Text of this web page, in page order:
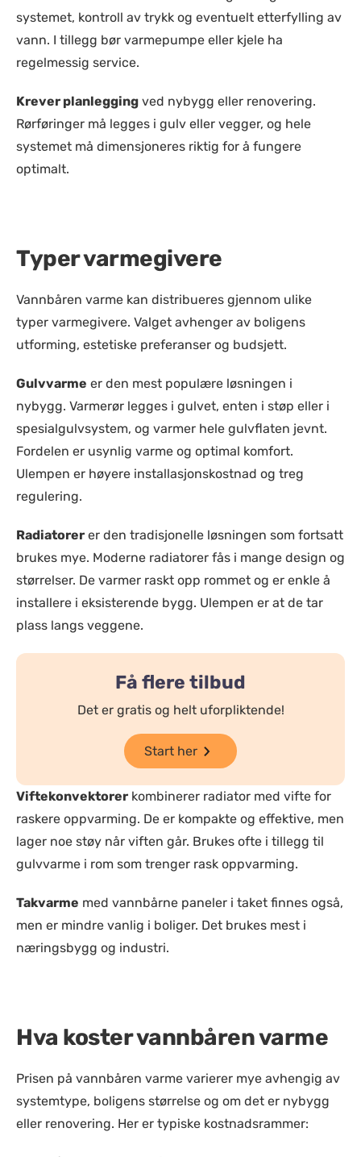
systemet, kontroll av trykk og eventuelt etterfylling av
vann. I tillegg bør varmepumpe eller kjele ha
regelmessig service.
Krever planlegging ved nybygg eller renovering.
Rørføringer må legges i gulv eller vegger, og hele
systemet må dimensjoneres riktig for å fungere
optimalt.
Typer varmegivere
Vannbåren varme kan distribueres gjennom ulike
typer varmegivere. Valget avhenger av boligens
utforming, estetiske preferanser og budsjett.
Gulvvarme er den mest populære løsningen i
nybygg. Varmerør legges i gulvet, enten i støp eller i
spesialgulvsystem, og varmer hele gulvflaten jevnt.
Fordelen er usynlig varme og optimal komfort.
Ulempen er høyere installasjonskostnad og treg
regulering.
Radiatorer er den tradisjonelle løsningen som fortsatt
brukes mye. Moderne radiatorer fås i mange design og
størrelser. De varmer raskt opp rommet og er enkle å
installere i eksisterende bygg. Ulempen er at de tar
plass langs veggene.
Få flere tilbud
Det er gratis og helt uforpliktende!
Start her
Viftekonvektorer kombinerer radiator med vifte for
raskere oppvarming. De er kompakte og effektive, men
lager noe støy når viften går. Brukes ofte i tillegg til
gulvvarme i rom som trenger rask oppvarming.
Takvarme med vannbårne paneler i taket finnes også,
men er mindre vanlig i boliger. Det brukes mest i
næringsbygg og industri.
Hva koster vannbåren varme
Prisen på vannbåren varme varierer mye avhengig av
systemtype, boligens størrelse og om det er nybygg
eller renovering. Her er typiske kostnadsrammer: